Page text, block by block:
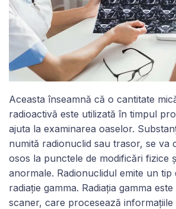
Aceasta înseamnă că o cantitate
radioactivă este utilizată în timpul
ajuta la examinarea oaselor.
numită radionuclid sau trasor, se va
osos la punctele de modificări fizice
anormale. Radionuclidul emite un tip
radiație gamma. Radiația gamma
scaner, care procesează informațiile